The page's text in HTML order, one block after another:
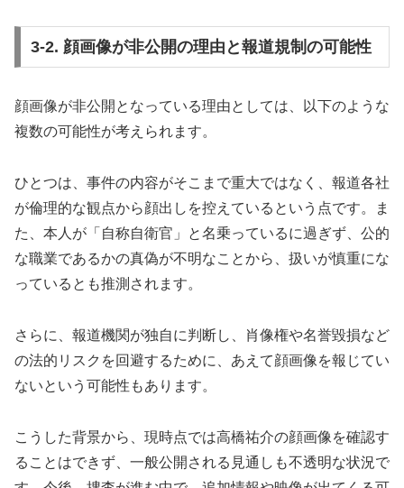
3-2. 顔画像が非公開の理由と報道規制の可能性
顔画像が非公開となっている理由としては、以下のような
複数の可能性が考えられます。
ひとつは、事件の内容がそこまで重大ではなく、報道各社
が倫理的な観点から顔出しを控えているという点です。ま
た、本人が「自称自衛官」と名乗っているに過ぎず、公的
な職業であるかの真偽が不明なことから、扱いが慎重にな
っているとも推測されます。
さらに、報道機関が独自に判断し、肖像権や名誉毀損など
の法的リスクを回避するために、あえて顔画像を報じてい
ないという可能性もあります。
こうした背景から、現時点では高橋祐介の顔画像を確認す
ることはできず、一般公開される見通しも不透明な状況で